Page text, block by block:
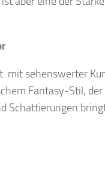
mit sehenswerter
Fantasy-Stil,
Schattierungen